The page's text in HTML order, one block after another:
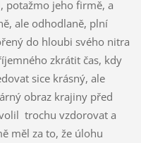
potažmo jeho firmě, a
ale odhodlaně, plní
do hloubi svého nitra
zkrátit čas, kdy
sice krásný, ale
obraz krajiny před
trochu vzdorovat a
měl za to, že úlohu